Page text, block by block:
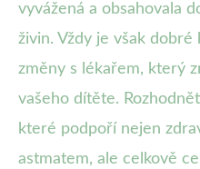
vyvážená a obsahovala
živin. Vždy je však
změny s lékařem, který
vašeho dítěte.
které podpoří nejen
astmatem, ale celkově